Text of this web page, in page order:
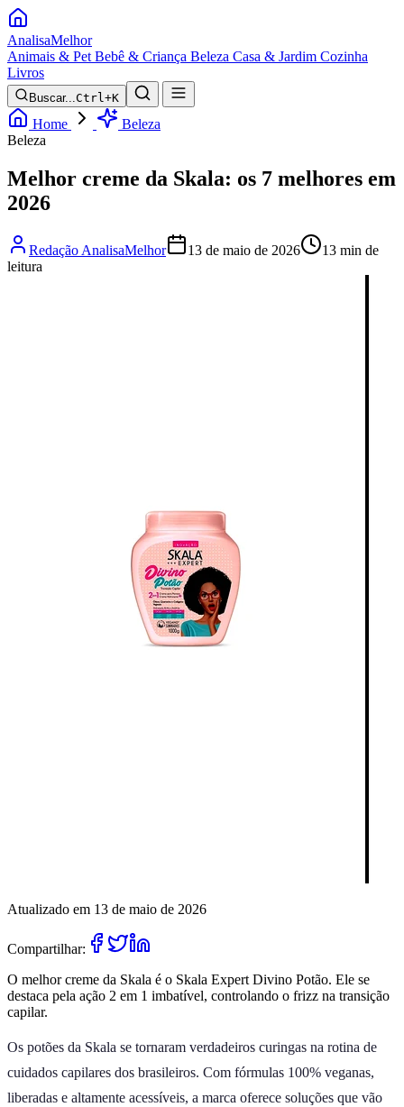
AnalisaMelhor
Animais & Pet Bebê & Criança Beleza Casa & Jardim Cozinha
Livros
Buscar...Ctrl+K
Home
Beleza
Beleza
Melhor creme da Skala: os 7 melhores em
2026
Redação AnalisaMelhor 13 de maio de 2026
13 min de
leitura
Atualizado em 13 de maio de 2026
Compartilhar:
O melhor creme da Skala é o Skala Expert Divino Potão. Ele se
destaca pela ação 2 em 1 imbatível, controlando o frizz na transição
capilar.
Os potões da Skala se tornaram verdadeiros curingas na rotina de
cuidados capilares dos brasileiros. Com fórmulas 100% veganas,
liberadas e altamente acessíveis, a marca oferece soluções que vão